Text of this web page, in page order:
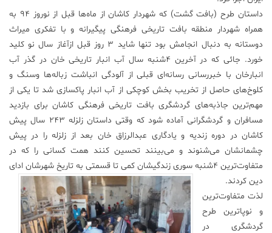
داستان طرح (بافت گشت) که شهردار کاشان از ماه‌ها قبل از نوروز ۹۴ به
همراه شهردار منطقه بافت تاریخی فرهنگی پیگیرانه و با تفکری میراث
دوستانه به دنبال انجامش بود تنها شاید ۳ روز قبل ازآغاز سال نو کلید
خورد. جائی که در آخرین ۴شنبه سال آب انبار تاریخی خان در گذر آب
انبارخان با خبررسانی رسانه‌ای قبلی از آلودگی انباشت زباله‌ها وسنگ و
کلوخ‌های حاصل از تخریب بخش کوچکی از آب انبار پاکسازی شد تا یکی از
مهم‌ترین جاذبه‌های گردشگری بافت تاریخی فرهنگی کاشان برای بازدید
مسافران و گردشگرانی آماده شود که وقتی داستان زلزله ۲۴۳ سال پیش
کاشان در دوره زندیه و یادگاری عبدالرزاق خان بعد از زلزله را در پیش
چشمانشان می‌شنوند و می‌بینند تحسین کنند همت کسانی را که در
متفاوت‌ترین ۴شنبه سوری زندگیشان کمی تا قسمتی به تاریخ شهرشان ادای
دین کردند.
لذت متفاوت‌ترین
و نوپا‌ترین طرح
گردشگری در